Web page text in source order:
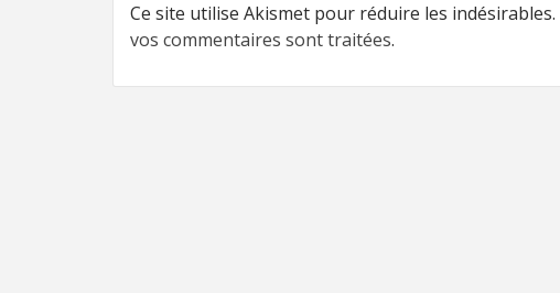
Ce site utilise Akismet pour réduire les indésirables.
vos commentaires sont traitées.